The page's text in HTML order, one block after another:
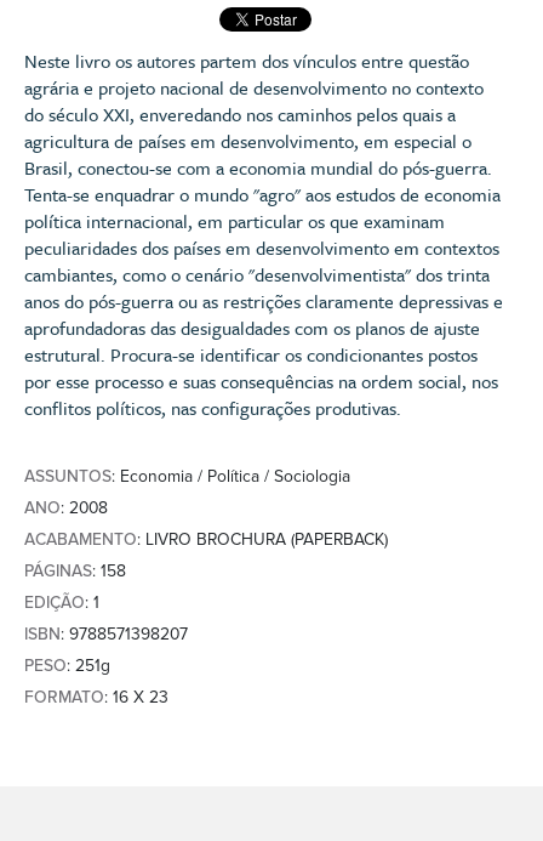
Neste livro os autores partem dos vínculos entre questão
agrária e projeto nacional de desenvolvimento no contexto
do século XXI, enveredando nos caminhos pelos quais a
agricultura de países em desenvolvimento, em especial o
Brasil, conectou-se com a economia mundial do pós-guerra.
Tenta-se enquadrar o mundo "agro" aos estudos de economia
política internacional, em particular os que examinam
peculiaridades dos países em desenvolvimento em contextos
cambiantes, como o cenário "desenvolvimentista" dos trinta
anos do pós-guerra ou as restrições claramente depressivas e
aprofundadoras das desigualdades com os planos de ajuste
estrutural. Procura-se identificar os condicionantes postos
por esse processo e suas consequências na ordem social, nos
conflitos políticos, nas configurações produtivas.
ASSUNTOS: Economia / Política / Sociologia
ANO: 2008
ACABAMENTO: LIVRO BROCHURA (PAPERBACK)
PÁGINAS: 158
EDIÇÃO: 1
ISBN: 9788571398207
PESO: 251g
FORMATO: 16 X 23